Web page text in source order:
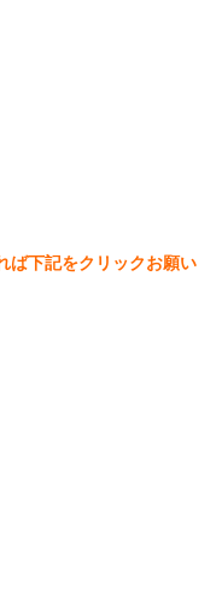
ば下記をクリックお願い